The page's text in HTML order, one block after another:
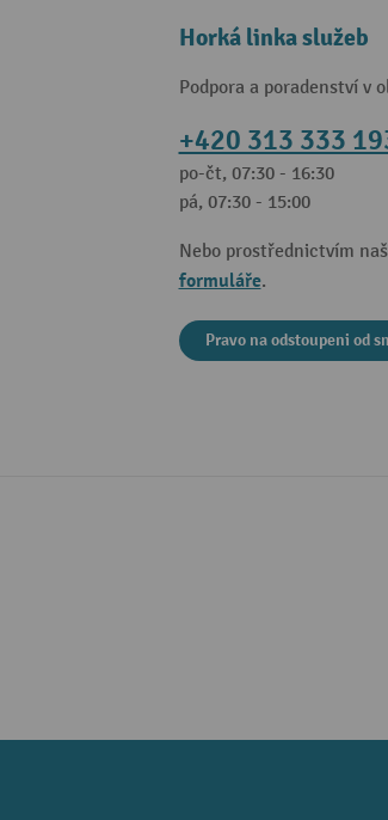
Horká linka služeb
Podpora a poradenství v
+420 313 333
po-čt, 07:30 - 16:30
pá, 07:30 - 15:00
Nebo prostřednictvím
formuláře.
Pravo na odstoupeni od